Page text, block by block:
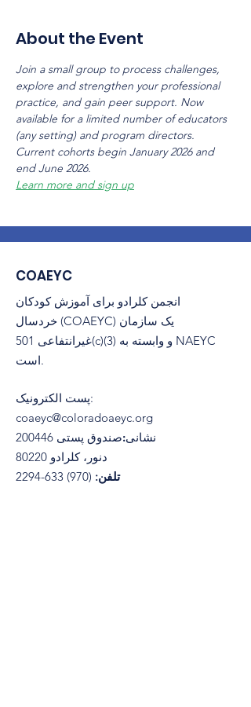
About the Event
Join a small group to process challenges,
explore and strengthen your professional
practice, and gain peer support. Now
available for a limited number of educators
(any setting) and program directors.
Current cohorts begin January 2026 and
end June 2026.
Learn more and sign up
COAEYC
انجمن کلرادو برای آموزش کودکان
خردسال (COAEYC) یک سازمان
غیرانتفاعی 501(c)(3) و وابسته به NAEYC
است.
پست الکترونیک:
coaeyc@coloradoaeyc.org
نشانی:​صندوق پستی 200446
دنور، کلرادو 80220
تلفن: (970) 633-2294